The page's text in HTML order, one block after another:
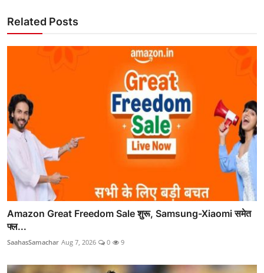
Related Posts
Amazon Great Freedom Sale शुरू, Samsung-Xiaomi समेत
फ्ल...
SaahasSamachar Aug 7, 2026 0 9